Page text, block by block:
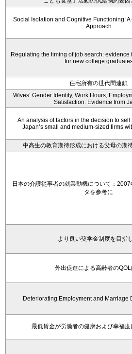
Social Isolation and Cognitive Functioning: A
Approach
Regulating the timing of job search: evidence
for new college
住宅所有の世代間連鎖
Wives’ Gender Identity, Work Hours,
Satisfaction: Evidence from
An analysis of factors in the decision to
Japan’s small and medium-sized firms
中高生の教育期待形成における父母の期
日本の介護従事者の就業動機について：
タを参考に
より良い奨学金制度を目指
外出促進による高齢者の
Deteriorating Employment and Marriage
最低賃金が労働者の健康および幸福